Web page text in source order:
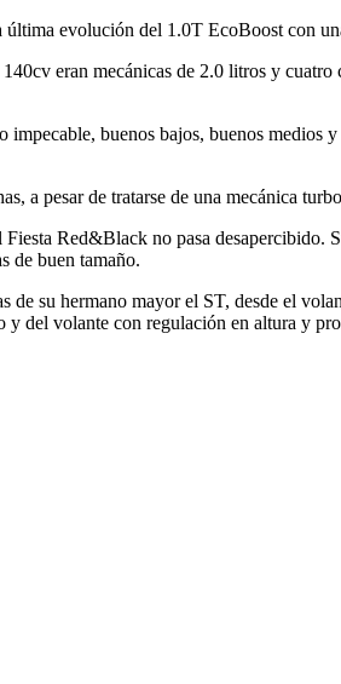
evolución del 1.0T EcoBoost con
eran mecánicas de 2.0 litros y
buenos bajos, buenos medios
a pesar de tratarse de una mecánica
Red&Black no pasa
de buen tamaño.
de su hermano mayor el ST, desde el
y del volante con regulación en altura y